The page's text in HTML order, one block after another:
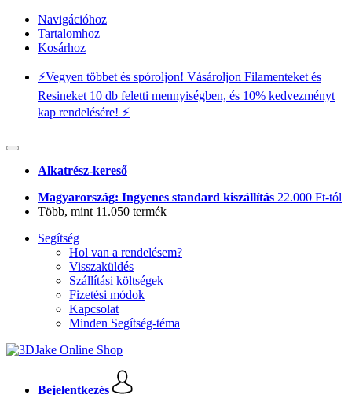
Navigációhoz
Tartalomhoz
Kosárhoz
⚡️Vegyen többet és spóroljon! Vásároljon Filamenteket és
Resineket 10 db feletti mennyiségben, és 10% kedvezményt
kap rendelésére! ⚡️
Alkatrész-kereső
Magyarország: Ingyenes standard kiszállítás 22.000 Ft-tól
Több, mint 11.050 termék
Segítség
Hol van a rendelésem?
Visszaküldés
Szállítási költségek
Fizetési módok
Kapcsolat
Minden Segítség-téma
Bejelentkezés